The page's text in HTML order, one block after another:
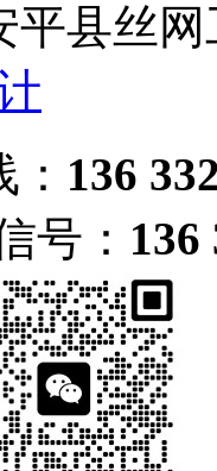
平县丝
136
号： 136